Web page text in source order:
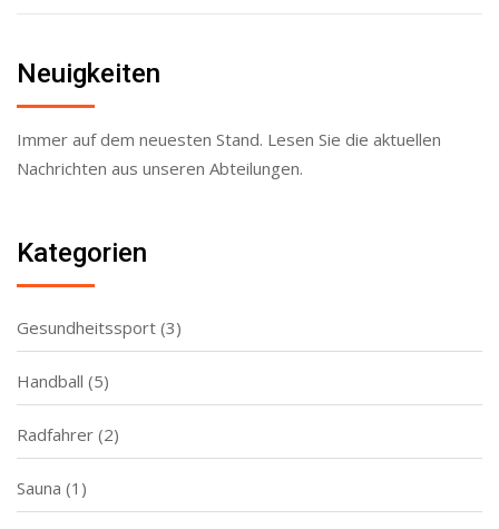
Neuigkeiten
Immer auf dem neuesten Stand. Lesen Sie die aktuellen
Nachrichten aus unseren Abteilungen.
Kategorien
Gesundheitssport (3)
Handball (5)
Radfahrer (2)
Sauna (1)